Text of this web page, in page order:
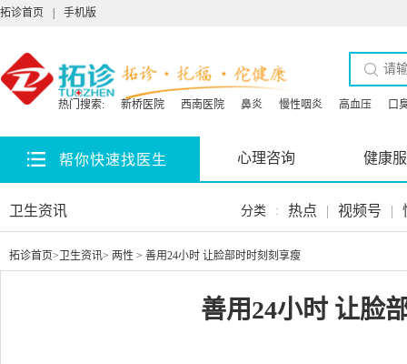
拓诊首页 手机版
热门搜索: 新桥医院 西南医院 鼻炎 慢性咽炎 高血压 口
帮你快速找医生 心理咨询 健康
卫生资讯 分类 : 热点 | 视频号 |
拓诊首页> 卫生资讯> 两性 > 善用24小时 让脸部时时刻刻享瘦
善用24小时 让脸